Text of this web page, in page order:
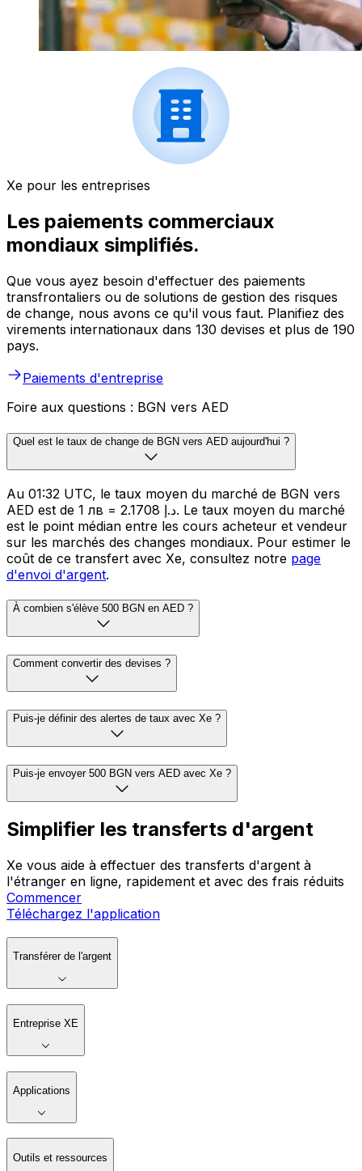
Xe pour les entreprises
Les paiements commerciaux
mondiaux simplifiés.
Que vous ayez besoin d'effectuer des paiements
transfrontaliers ou de solutions de gestion des risques
de change, nous avons ce qu'il vous faut. Planifiez des
virements internationaux dans 130 devises et plus de 190
pays.
Paiements d'entreprise
Foire aux questions : BGN vers AED
Quel est le taux de change de BGN vers AED aujourd'hui ?
Au 01:32 UTC, le taux moyen du marché de BGN vers
AED est de 1 лв = 2.1708 د.إ. Le taux moyen du marché
est le point médian entre les cours acheteur et vendeur
sur les marchés des changes mondiaux. Pour estimer le
coût de ce transfert avec Xe, consultez notre page
d'envoi d'argent.
À combien s'élève 500 BGN en AED ?
Comment convertir des devises ?
Puis-je définir des alertes de taux avec Xe ?
Puis-je envoyer 500 BGN vers AED avec Xe ?
Simplifier les transferts d'argent
Xe vous aide à effectuer des transferts d'argent à
l'étranger en ligne, rapidement et avec des frais réduits
Commencer
Téléchargez l'application
Transférer de l'argent
Entreprise XE
Applications
Outils et ressources